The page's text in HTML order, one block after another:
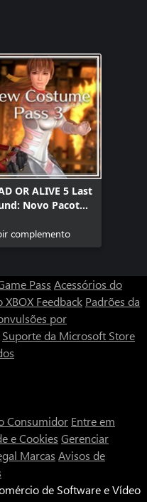
OR ALIVE 5 Last
Novo Pacote
complemento
Pass Acessórios do
XBOX Feedback Padrões da
por
Suporte da Microsoft Store
Consumidor Entre em
e Cookies Gerenciar
Marcas Avisos de
de Software e Vídeo